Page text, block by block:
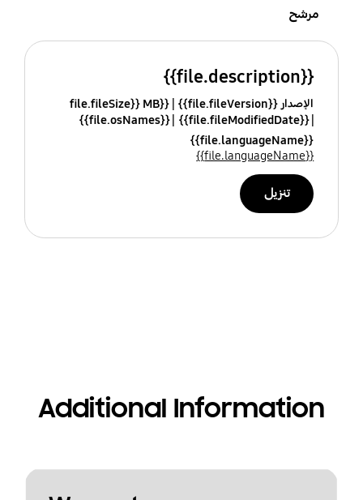
مرشح
{{file.description}}
الإصدار {{file.fileVersion}}
{{file.fileSize}} MB
{{file.fileModifiedDate}}
{{file.osNames}}
{{file.languageName}}
{{file.languageName}}
تنزيل
Additional Information